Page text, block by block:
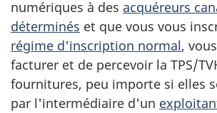
numériques à des acquéreurs
déterminés et que vous vous
régime d'inscription normal,
facturer et de percevoir la TPS/
fournitures, peu importe si elles
par l'intermédiaire d'un